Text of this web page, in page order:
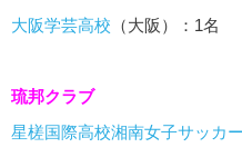
大阪学芸高校 （大阪）：1名
琉邦クラブ
星槎国際高校湘南女子サッカ